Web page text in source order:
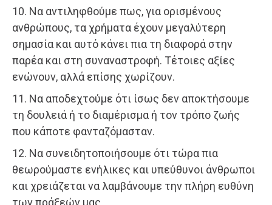
10. Να αντιληφθούμε πως, για ορισμένους
ανθρώπους, τα χρήματα έχουν μεγαλύτερη
σημασία και αυτό κάνει πια τη διαφορά στην
παρέα και στη συναναστροφή. Τέτοιες αξίες
ενώνουν, αλλά επίσης χωρίζουν.
11. Να αποδεχτούμε ότι ίσως δεν αποκτήσουμε
τη δουλειά ή το διαμέρισμα ή τον τρόπο ζωής
που κάποτε φανταζόμασταν.
12. Να συνειδητοποιήσουμε ότι τώρα πια
θεωρούμαστε ενήλικες και υπεύθυνοι άνθρωποι
και χρειάζεται να λαμβάνουμε την πλήρη ευθύνη
των πράξεών μας